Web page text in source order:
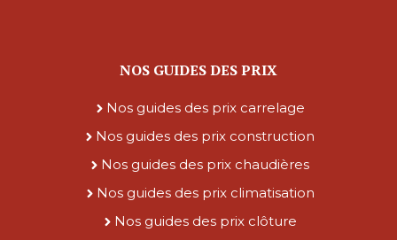
NOS GUIDES DES PRIX
Nos guides des prix carrelage
Nos guides des prix construction
Nos guides des prix chaudières
Nos guides des prix climatisation
Nos guides des prix clôture